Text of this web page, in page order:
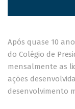
Após quase 10
do Colégio de
mensalmente as
ações
desenvolvimento